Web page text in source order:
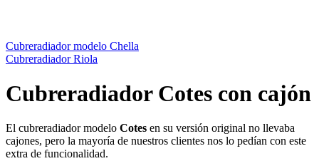
Cubreradiador modelo Chella
Cubreradiador Riola
Cubreradiador Cotes con cajón
El cubreradiador modelo Cotes en su versión original no llevaba
cajones, pero la mayoría de nuestros clientes nos lo pedían con este
extra de funcionalidad.